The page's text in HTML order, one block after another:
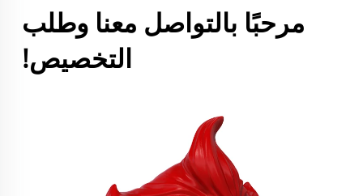
التخصيص!